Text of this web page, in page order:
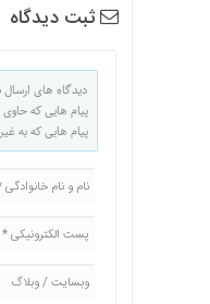
ثبت دیدگاه
دیدگاه های
پیام هایی که
پیام هایی که به